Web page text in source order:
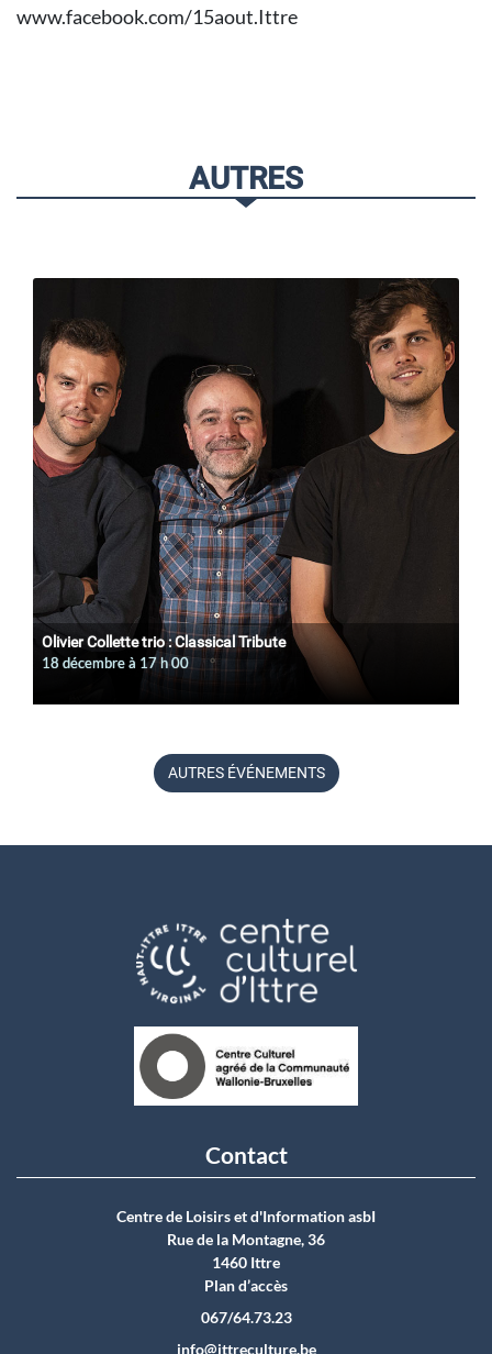
www.facebook.com/15aout.Ittre
AUTRES
Olivier Collette trio : Classical Tribute
18 décembre à 17 h 00
AUTRES ÉVÉNEMENTS
Contact
Centre de Loisirs et d'Information asbI
Rue de la Montagne, 36
1460 Ittre
Plan d’accès
067/64.73.23
info@ittreculture.be